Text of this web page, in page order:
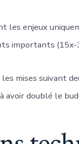
les enjeux
importants
mises suivant
avoir doublé le